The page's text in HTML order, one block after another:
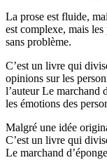
La prose est fluide,
est complexe, mais
sans problème.
C’est un livre qui
opinions sur les
l’auteur Le marchand
les émotions des
Malgré une idée
C’est un livre qui
Le marchand